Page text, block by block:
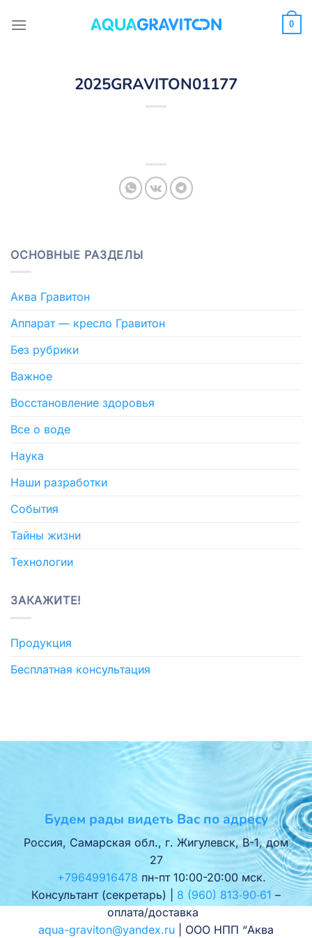
0
2025GRAVITON01177
ОСНОВНЫЕ РАЗДЕЛЫ
Аква Гравитон
Аппарат — кресло Гравитон
Без рубрики
Важное
Восстановление здоровья
Все о воде
Наука
Наши разработки
События
Тайны жизни
Технологии
ЗАКАЖИТЕ!
Продукция
Бесплатная консультация
Будем рады видеть Вас по адресу
Россия, Самарская обл., г. Жигулевск, В-1, дом
27
+79649916478 пн-пт 10:00-20:00 мск.
Консультант (секретарь) | 8 (960) 813‑90‑61 –
оплата/доставка
aqua-graviton@yandex.ru | ООО НПП “Аква